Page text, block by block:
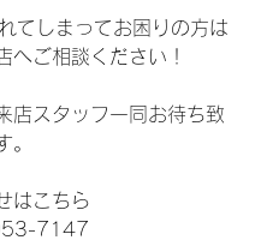
てしまってお困りの方は
へご相談ください！
店スタッフ一同お待ち致
。
はこちら
7147